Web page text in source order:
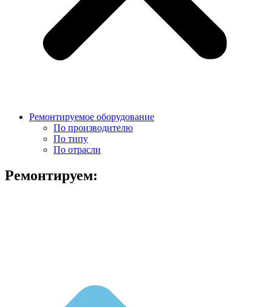
Ремонтируемое оборудование
По производителю
По типу
По отрасли
Ремонтируем: